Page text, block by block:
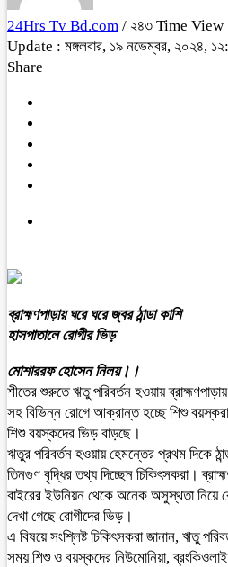
24Hrs Tv Bd.com / ২৪৩ Time View
Update : মঙ্গলবার, ১৯ নভেম্বর, ২০২৪,
Share
ব্রাহ্মণপাড়ায় ঘরে ঘরে জ্বর ঠান্ডা কাশি
হাসপাতালে রোগীর ভিড়
মোশাররফ হোসেন নিলয়।।
শীতের শুরুতে ঋতু পরিবর্তন হওয়ায়
সহ বিভিন্ন রোগে আক্রান্ত হচ্ছে শিশু
শিশু বয়স্কদের ভিড় বাড়ছে।
ঋতুর পরিবর্তন হওয়ায় হেমন্তের প্রথম দিকে
তিনগুণ বৃদ্ধির তথ্য দিচ্ছেন চিকিৎসকরা।
বাইরের ইউনিয়ন থেকে অনেক অসুস্থতা
দেখা গেছে রোগীদের ভিড়।
এ বিষয়ে সংশ্লিষ্ট চিকিৎসকরা জানান, ঋতু
সময় শিশু ও বয়স্কদের নিউমোনিয়া,